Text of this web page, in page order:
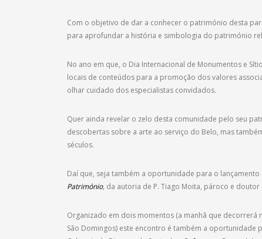
Com o objetivo de dar a conhecer o património desta
para aprofundar a história e simbologia do património
No ano em que, o Dia Internacional de Monumentos e
locais de conteúdos para a promoção dos valores
olhar cuidado dos especialistas convidados.
Quer ainda revelar o zelo desta comunidade pelo seu
descobertas sobre a arte ao serviço do Belo, mas
séculos.
Daí que, seja também a oportunidade para o lançamento
Património, da autoria de P. Tiago Moita, pároco e
Organizado em dois momentos (a manhã que decorrerá
São Domingos) este encontro é também a